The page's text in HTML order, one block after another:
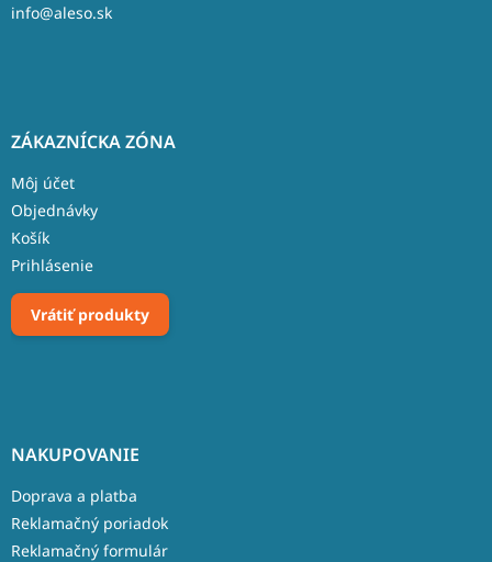
info@aleso.sk
ZÁKAZNÍCKA ZÓNA
Môj účet
Objednávky
Košík
Prihlásenie
Vrátiť produkty
NAKUPOVANIE
Doprava a platba
Reklamačný poriadok
Reklamačný formulár